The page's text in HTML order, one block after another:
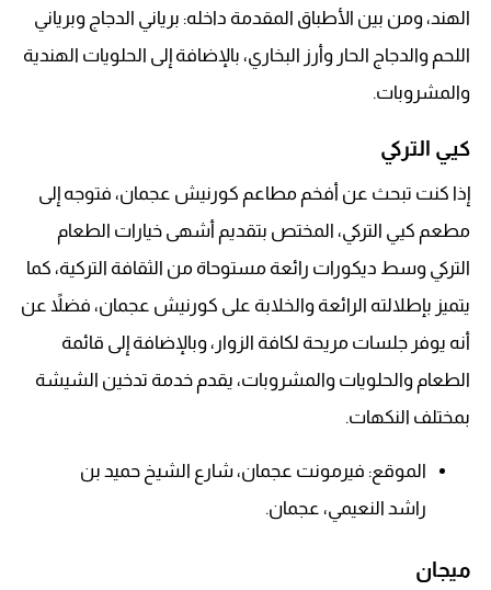
الهند، ومن بين الأطباق المقدمة داخله: برياني الدجاج وبرياني
اللحم والدجاج الحار وأرز البخاري، بالإضافة إلى الحلويات الهندية
والمشروبات.
كيي التركي
إذا كنت تبحث عن أفخم مطاعم كورنيش عجمان، فتوجه إلى
مطعم كيي التركي، المختص بتقديم أشهى خيارات الطعام
التركي وسط ديكورات رائعة مستوحاة من الثقافة التركية، كما
يتميز بإطلالته الرائعة والخلابة على كورنيش عجمان، فضلاً عن
أنه يوفر جلسات مريحة لكافة الزوار، وبالإضافة إلى قائمة
الطعام والحلويات والمشروبات، يقدم خدمة تدخين الشيشة
بمختلف النكهات.
الموقع: فيرمونت عجمان، شارع الشيخ حميد بن
راشد النعيمي، عجمان.
ميجان